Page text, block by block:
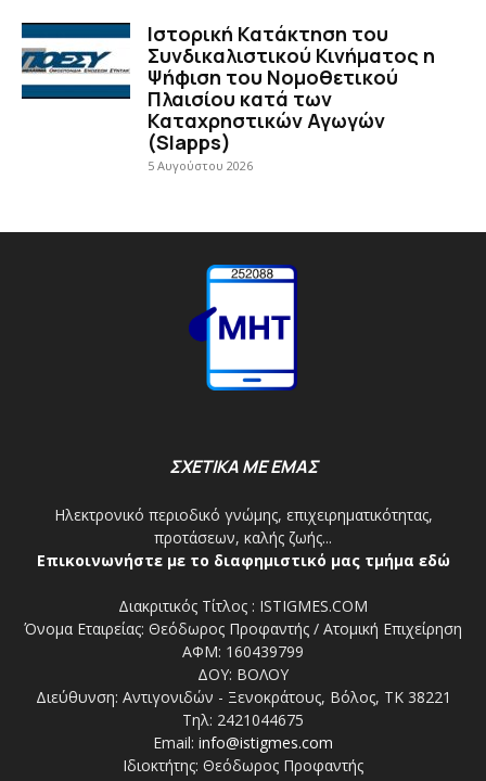
Ιστορική Κατάκτηση του
Συνδικαλιστικού Κινήματος η
Ψήφιση του Νομοθετικού
Πλαισίου κατά των
Καταχρηστικών Αγωγών
(Slapps)
5 Αυγούστου 2026
ΣΧΕΤΙΚΑ ΜΕ ΕΜΑΣ
Ηλεκτρονικό περιοδικό γνώμης, επιχειρηματικότητας,
προτάσεων, καλής ζωής...
Επικοινωνήστε με το διαφημιστικό μας τμήμα εδώ
Διακριτικός Τίτλος : ISTIGMES.COM
Όνομα Εταιρείας: Θεόδωρος Προφαντής / Ατομική Επιχείρηση
ΑΦΜ: 160439799
ΔΟΥ: ΒΟΛΟΥ
Διεύθυνση: Αντιγονιδών - Ξενοκράτους, Βόλος, ΤΚ 38221
Τηλ: 2421044675
Email: info@istigmes.com
Ιδιοκτήτης: Θεόδωρος Προφαντής